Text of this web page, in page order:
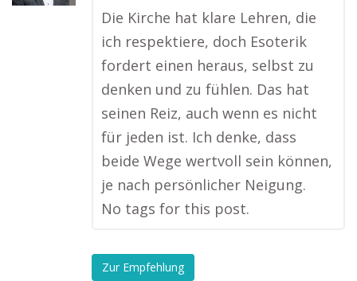
Die Kirche hat klare Lehren, die
ich respektiere, doch Esoterik
fordert einen heraus, selbst zu
denken und zu fühlen. Das hat
seinen Reiz, auch wenn es nicht
für jeden ist. Ich denke, dass
beide Wege wertvoll sein können,
je nach persönlicher Neigung.
No tags for this post.
Zur Empfehlung